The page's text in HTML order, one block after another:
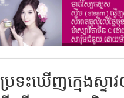
ប្រទះឃើញក្មេងស្ទ